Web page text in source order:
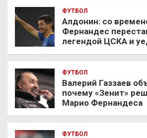
ФУТБОЛ
Алдонин: со
Фернандес
легендой ЦСКА и
ФУТБОЛ
Валерий Газзаев
почему «Зенит»
Марио Фернандеса
ФУТБОЛ